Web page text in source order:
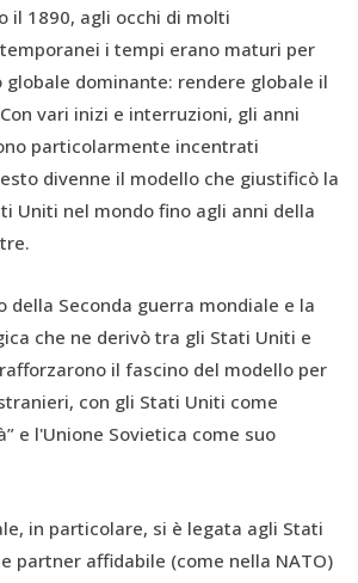
il 1890, agli occhi di molti
i tempi erano maturi per
globale dominante: rendere globale il
vari inizi e interruzioni, gli anni
particolarmente incentrati
divenne il modello che giustificò la
Uniti nel mondo fino agli anni della
della Seconda guerra mondiale e la
che ne derivò tra gli Stati Uniti e
il fascino del modello per
con gli Stati Uniti come
e l'Unione Sovietica come suo
in particolare, si è legata agli Stati
partner affidabile (come nella NATO)